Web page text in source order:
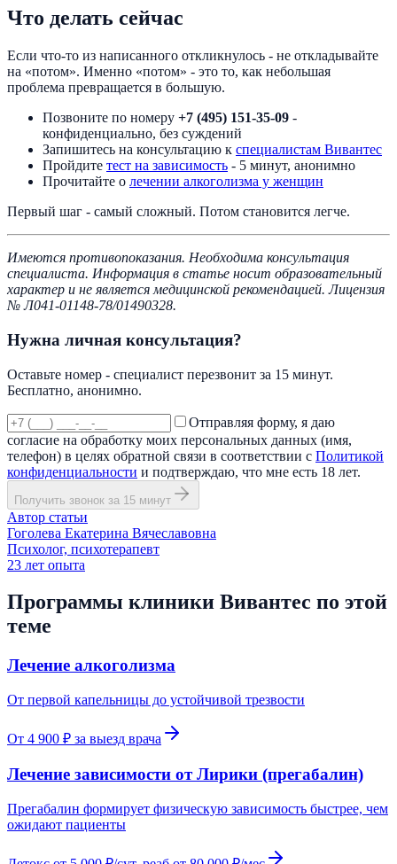
Что делать сейчас
Если что-то из написанного откликнулось - не откладывайте
на «потом». Именно «потом» - это то, как небольшая
проблема превращается в большую.
Позвоните по номеру +7 (495) 151-35-09 -
конфиденциально, без суждений
Запишитесь на консультацию к специалистам Вивантес
Пройдите тест на зависимость - 5 минут, анонимно
Прочитайте о лечении алкоголизма у женщин
Первый шаг - самый сложный. Потом становится легче.
Имеются противопоказания. Необходима консультация
специалиста. Информация в статье носит образовательный
характер и не является медицинской рекомендацией. Лицензия
№ Л041-01148-78/01490328.
Нужна личная консультация?
Оставьте номер - специалист перезвонит за 15 минут.
Бесплатно, анонимно.
Отправляя форму, я даю
согласие на обработку моих персональных данных (имя,
телефон) в целях обратной связи в соответствии с Политикой
конфиденциальности и подтверждаю, что мне есть 18 лет.
Получить звонок за 15 минут
Автор статьи
Гоголева Екатерина Вячеславовна
Психолог, психотерапевт
23 лет опыта
Программы клиники Вивантес по этой
теме
Лечение алкоголизма
От первой капельницы до устойчивой трезвости
От 4 900 ₽ за выезд врача
Лечение зависимости от Лирики (прегабалин)
Прегабалин формирует физическую зависимость быстрее, чем
ожидают пациенты